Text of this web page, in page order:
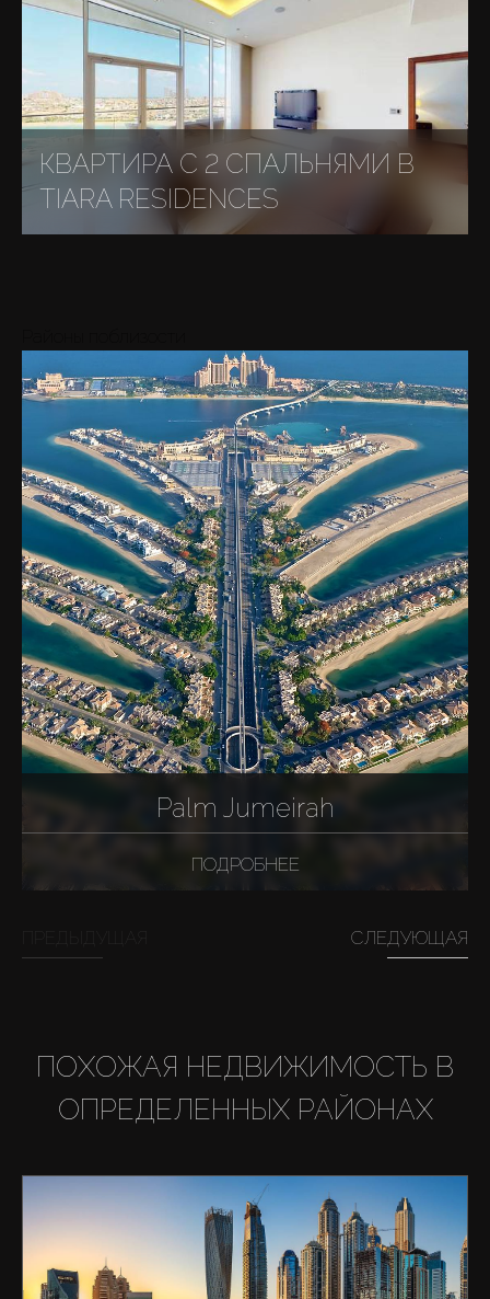
КВАРТИРА С 2 СПАЛЬНЯМИ В
TIARA RESIDENCES
Palm Jumeirah
ПОДРОБНЕЕ
СЛЕДУЮЩАЯ
ПОХОЖАЯ НЕДВИЖИМОСТЬ В
ОПРЕДЕЛЕННЫХ РАЙОНАХ